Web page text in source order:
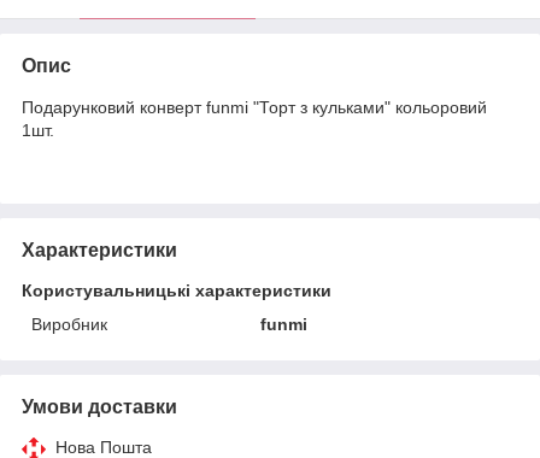
Опис
Подарунковий конверт funmi "Торт з кульками" кольоровий
1шт.
Характеристики
Користувальницькі характеристики
Виробник
funmi
Умови доставки
Нова Пошта